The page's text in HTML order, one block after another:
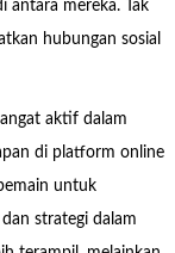
antara mereka. Tak
hubungan sosial
aktif dalam
di platform online
untuk
strategi dalam